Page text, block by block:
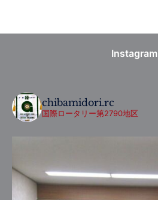
Instagram
chibamidori.rc
国際ロータリー第2790地区